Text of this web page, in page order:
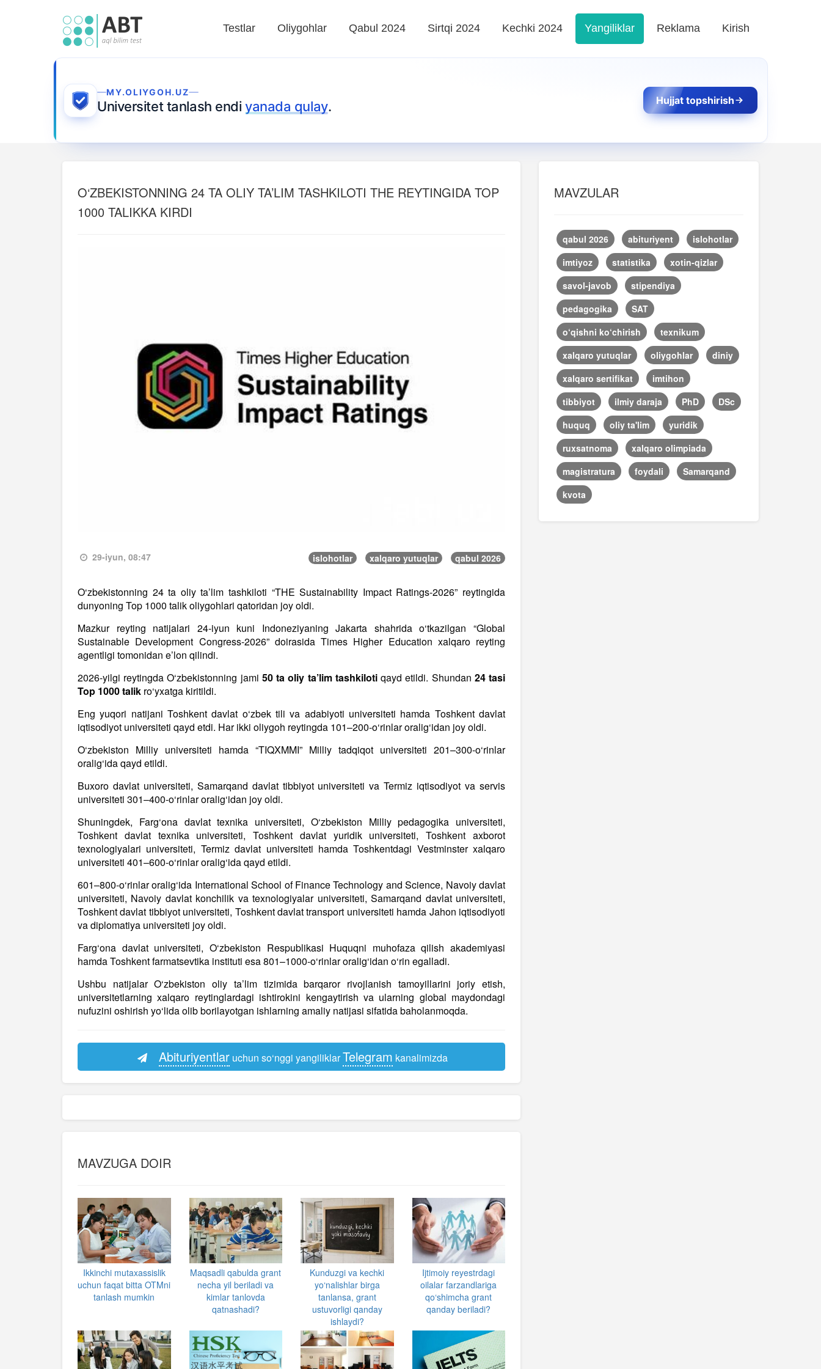
Testlar Oliygohlar Qabul 2024 Sirtqi 2024 Kechki 2024 Yangiliklar Reklama Kirish
MY.OLIYGOH.UZ
Universitet tanlash endi yanada qulay. Hujjat topshirish
O‘ZBEKISTONNING 24 TA OLIY TA’LIM TASHKILOTI THE REYTINGIDA TOP
1000 TALIKKA KIRDI
29-iyun, 08:47 islohotlar xalqaro yutuqlar qabul 2026
O‘zbekistonning 24 ta oliy ta’lim tashkiloti “THE Sustainability Impact Ratings-2026” reytingida
dunyoning Top 1000 talik oliygohlari qatoridan joy oldi.
Mazkur reyting natijalari 24-iyun kuni Indoneziyaning Jakarta shahrida o‘tkazilgan “Global
Sustainable Development Congress-2026” doirasida Times Higher Education xalqaro reyting
agentligi tomonidan e’lon qilindi.
2026-yilgi reytingda O‘zbekistonning jami 50 ta oliy ta’lim tashkilotiqayd etildi. Shundan 24 tasi
Top 1000 talik ro‘yxatga kiritildi.
Eng yuqori natijani Toshkent davlat o‘zbek tili va adabiyoti universiteti hamda Toshkent davlat
iqtisodiyot universiteti qayd etdi. Har ikki oliygoh reytingda 101–200-o‘rinlar oralig‘idan joy oldi.
O‘zbekiston Milliy universiteti hamda “TIQXMMI” Milliy tadqiqot universiteti 201–300-o‘rinlar
oralig‘ida qayd etildi.
Buxoro davlat universiteti, Samarqand davlat tibbiyot universiteti va Termiz iqtisodiyot va servis
universiteti 301–400-o‘rinlar oralig‘idan joy oldi.
Shuningdek, Farg‘ona davlat texnika universiteti, O‘zbekiston Milliy pedagogika universiteti,
Toshkent davlat texnika universiteti, Toshkent davlat yuridik universiteti, Toshkent axborot
texnologiyalari universiteti, Termiz davlat universiteti hamda Toshkentdagi Vestminster xalqaro
universiteti 401–600-o‘rinlar oralig‘ida qayd etildi.
601–800-o‘rinlar oralig‘ida International School of Finance Technology and Science, Navoiy davlat
universiteti, Navoiy davlat konchilik va texnologiyalar universiteti, Samarqand davlat universiteti,
Toshkent davlat tibbiyot universiteti, Toshkent davlat transport universiteti hamda Jahon iqtisodiyoti
va diplomatiya universiteti joy oldi.
Farg‘ona davlat universiteti, O‘zbekiston Respublikasi Huquqni muhofaza qilish akademiyasi
hamda Toshkent farmatsevtika instituti esa 801–1000-o‘rinlar oralig‘idan o‘rin egalladi.
Ushbu natijalar O‘zbekiston oliy ta’lim tizimida barqaror rivojlanish tamoyillarini joriy etish,
universitetlarning xalqaro reytinglardagi ishtirokini kengaytirish va ularning global maydondagi
nufuzini oshirish yo‘lida olib borilayotgan ishlarning amaliy natijasi sifatida baholanmoqda.
Abituriyentlaruchun so‘nggi yangiliklarTelegram kanalimizda
MAVZUGA DOIR
Ikkinchi mutaxassislik
uchun faqat bitta OTMni
tanlash mumkin
Maqsadli qabulda grant
necha yil beriladi va
kimlar tanlovda
qatnashadi?
Kunduzgi va kechki
yo‘nalishlar birga
tanlansa, grant
ustuvorligi qanday
ishlaydi?
Ijtimoiy reyestrdagi
oilalar farzandlariga
qo‘shimcha grant
qanday beriladi?
MAVZULAR
qabul 2026 abituriyent
islohotlar
imtiyoz
statistika
xotin-qizlar
savol-javob
stipendiya
pedagogika
SAT
o‘qishni ko‘chirish
texnikum
xalqaro yutuqlar
oliygohlar
diniy
xalqaro sertifikat
imtihon
tibbiyot
ilmiy daraja PhD
DSc
huquq
oliy ta'lim
yuridik
ruxsatnoma
xalqaro olimpiada
magistratura
foydali
Samarqand
kvota